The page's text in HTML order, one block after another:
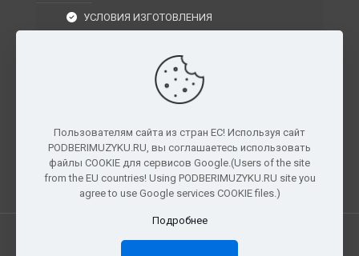
УСЛОВИЯ ИЗГОТОВЛЕНИЯ
УСЛОВИЯ ВОЗВРАТА
г. Москва, Московская область, Центральный
федеральный округ, РФ, Россия
Все права защищены. © 2026 PODBERIMUZYKU.RU
Пользователям сайта из стран ЕС! Используя сайт
PODBERIMUZYKU.RU, вы соглашаетесь использовать
файлы COOKIE для сервисов Google.(Users of the site
from the EU countries! Using PODBERIMUZYKU.RU site you
agree to use Google services COOKIE files.)
Подробнее